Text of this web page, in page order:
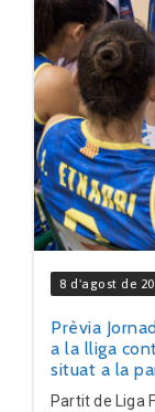
8 d'agost de
Prèvia
a la lliga
situat a la
Partit de Liga